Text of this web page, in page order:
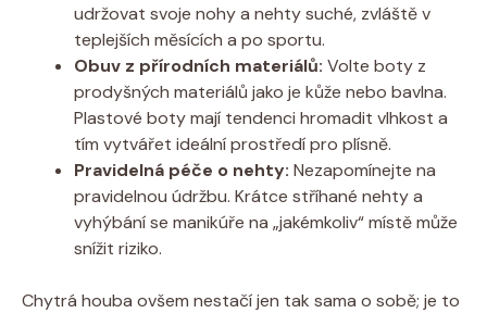
udržovat svoje nohy a nehty suché, zvláště v
teplejších měsících a po sportu.
Obuv z přírodních materiálů: Volte boty z
prodyšných materiálů jako je kůže nebo bavlna.
Plastové boty mají tendenci hromadit vlhkost a
tím vytvářet ideální prostředí pro plísně.
Pravidelná péče o nehty: Nezapomínejte na
pravidelnou údržbu. Krátce stříhané nehty a
vyhýbání se manikúře na „jakémkoliv“ místě může
snížit riziko.
Chytrá houba ovšem nestačí jen tak sama o sobě; je to